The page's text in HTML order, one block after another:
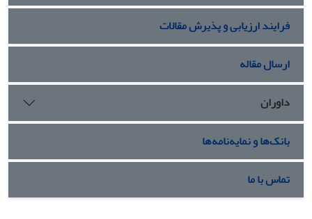
فرایند ارزیابی و پذیرش مقالات
ارسال مقاله
داوران
بانک‌ها و نمایه‌نامه‌ها
تماس با ما